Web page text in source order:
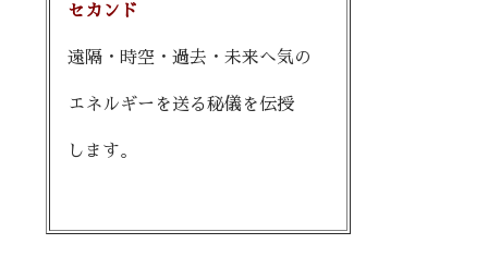
セカンド
遠隔・時空・過去・未来へ気の
エネルギーを送る秘儀を伝授
します。